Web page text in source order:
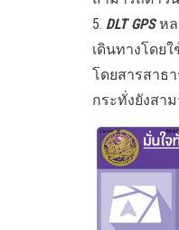
5. DLT GPSหล
เดินทางโดย
โดยสารสาธ
กระทั่งยังสา